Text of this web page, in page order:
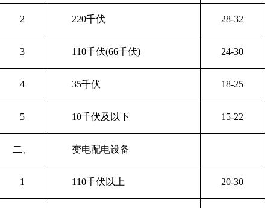
2 220千伏 28-32
3 110千伏(66千伏) 24-30
4 35千伏 18-25
5 10千伏及以下 15-22
二、 变电配电设备
1 110千伏以上 20-30